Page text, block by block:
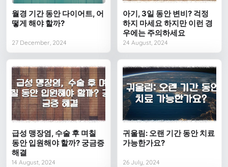
월경 기간 동안 다이어트, 어
떻게 해야 할까?
27 December, 2024
아기, 3일 동안 변비? 걱정
하지 마세요 하지만 이런 경
우에는 주의하세요
24 August, 2024
급성 맹장염, 수술 후 며칠
동안 입원해야 할까? 궁금증
해결
14 August, 2024
귀울림: 오랜 기간 동안 치료
가능한가요?
26 July, 2024